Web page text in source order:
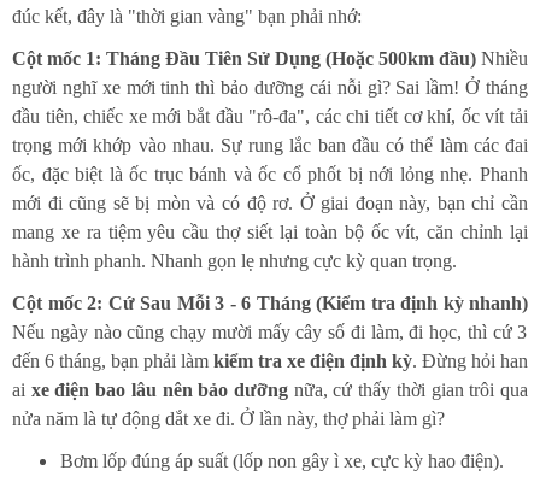
đúc kết, đây là "thời gian vàng" bạn phải nhớ:
Cột mốc 1: Tháng Đầu Tiên Sử Dụng (Hoặc 500km đầu) Nhiều
người nghĩ xe mới tinh thì bảo dưỡng cái nỗi gì? Sai lầm! Ở tháng
đầu tiên, chiếc xe mới bắt đầu "rô-đa", các chi tiết cơ khí, ốc vít tải
trọng mới khớp vào nhau. Sự rung lắc ban đầu có thể làm các đai
ốc, đặc biệt là ốc trục bánh và ốc cổ phốt bị nới lỏng nhẹ. Phanh
mới đi cũng sẽ bị mòn và có độ rơ. Ở giai đoạn này, bạn chỉ cần
mang xe ra tiệm yêu cầu thợ siết lại toàn bộ ốc vít, căn chỉnh lại
hành trình phanh. Nhanh gọn lẹ nhưng cực kỳ quan trọng.
Cột mốc 2: Cứ Sau Mỗi 3 - 6 Tháng (Kiểm tra định kỳ nhanh)
Nếu ngày nào cũng chạy mười mấy cây số đi làm, đi học, thì cứ 3
đến 6 tháng, bạn phải làm kiểm tra xe điện định kỳ. Đừng hỏi han
ai xe điện bao lâu nên bảo dưỡng nữa, cứ thấy thời gian trôi qua
nửa năm là tự động dắt xe đi. Ở lần này, thợ phải làm gì?
Bơm lốp đúng áp suất (lốp non gây ì xe, cực kỳ hao điện).